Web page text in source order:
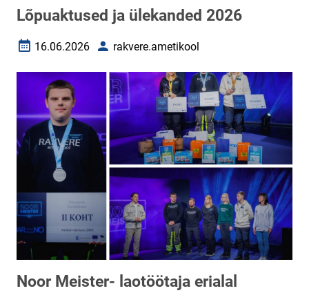
Lõpuaktused ja ülekanded 2026
Loomise kuupäev
16.06.2026 Autorrakvere.ametikool
Noor Meister- laotöötaja erialal